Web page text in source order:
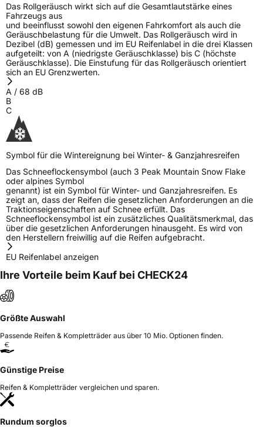
Das Rollgeräusch wirkt sich auf die Gesamtlautstärke eines
Fahrzeugs aus
und beeinflusst sowohl den eigenen Fahrkomfort als auch die
Geräuschbelastung für die Umwelt. Das Rollgeräusch wird in
Dezibel (dB) gemessen und im EU Reifenlabel in die drei Klassen
aufgeteilt: von A (niedrigste Geräuschklasse) bis C (höchste
Geräuschklasse). Die Einstufung für das Rollgeräusch orientiert
sich an EU Grenzwerten.
A / 68 dB
B
C
Symbol für die Wintereignung bei Winter- & Ganzjahresreifen
Das Schneeflockensymbol (auch 3 Peak Mountain Snow Flake
oder alpines Symbol
genannt) ist ein Symbol für Winter- und Ganzjahresreifen. Es
zeigt an, dass der Reifen die gesetzlichen Anforderungen an die
Traktionseigenschaften auf Schnee erfüllt. Das
Schneeflockensymbol ist ein zusätzliches Qualitätsmerkmal, das
über die gesetzlichen Anforderungen hinausgeht. Es wird von
den Herstellern freiwillig auf die Reifen aufgebracht.
EU Reifenlabel anzeigen
Ihre Vorteile beim Kauf bei CHECK24
Größte Auswahl
Passende Reifen & Kompletträder aus über 10 Mio. Optionen finden.
Günstige Preise
Reifen & Kompletträder vergleichen und sparen.
Rundum sorglos